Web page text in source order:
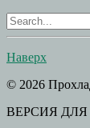
Наверх
© 2026
ВЕРСИЯ